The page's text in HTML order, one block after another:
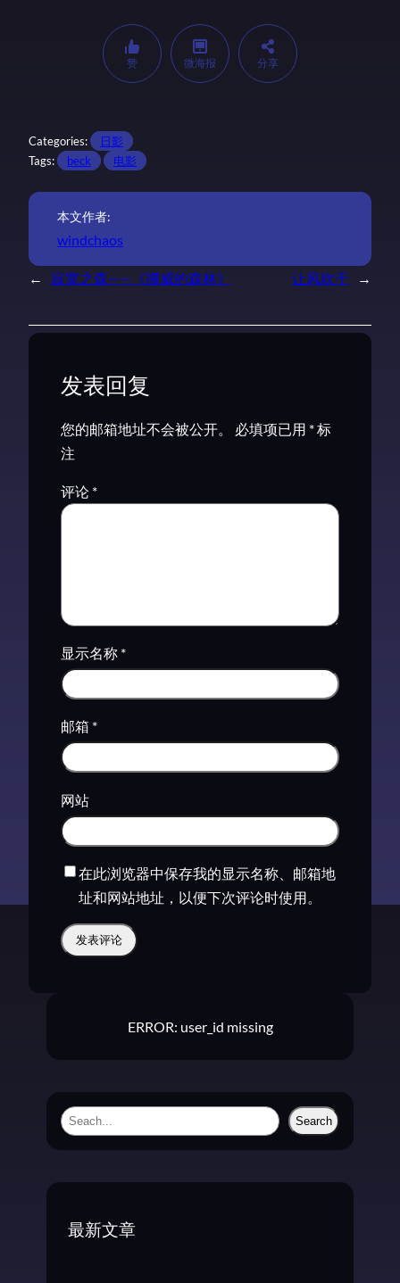
赞 微海报 分享
Categories:
日影
Tags:
beck 电影
本文作者:
windchaos
← 寂寞之森——《挪威的森林》 让风吹干 →
发表回复
您的邮箱地址不会被公开。 必填项已用 *标
注
评论 *
显示名称 *
邮箱 *
网站
在此浏览器中保存我的显示名称、邮箱地
址和网站地址，以便下次评论时使用。
ERROR: user_id missing
S
Search
最新文章